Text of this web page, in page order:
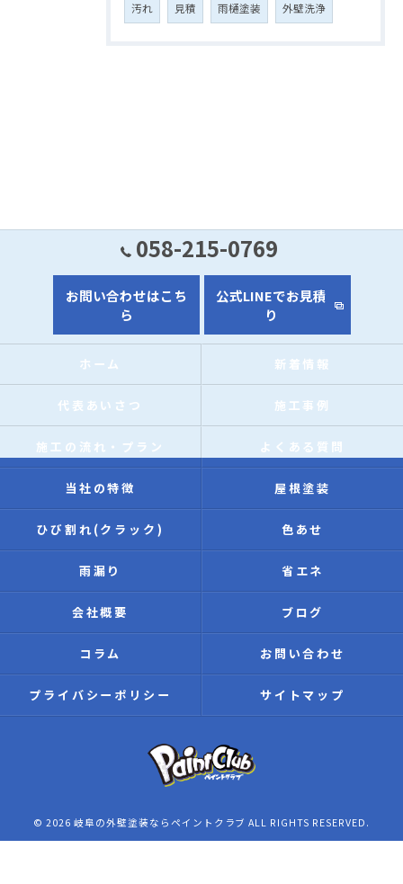
汚れ 見積 雨樋塗装 外壁洗浄
058-215-0769
お問い合わせはこち
ら
公式LINEでお見積
り
ホーム 新着情報
代表あいさつ 施工事例
施工の流れ・プラン よくある質問
当社の特徴 屋根塗装
ひび割れ(クラック) 色あせ
雨漏り 省エネ
会社概要 ブログ
コラム お問い合わせ
プライバシーポリシー サイトマップ
© 2026 岐阜の外壁塗装ならペイントクラブ ALL RIGHTS RESERVED.